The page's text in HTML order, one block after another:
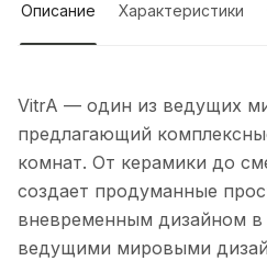
Описание Характеристики
VitrA — один из ведущих
предлагающий
комнат. От керамики до
создает продуманные
вневременным дизайном в
ведущими мировыми